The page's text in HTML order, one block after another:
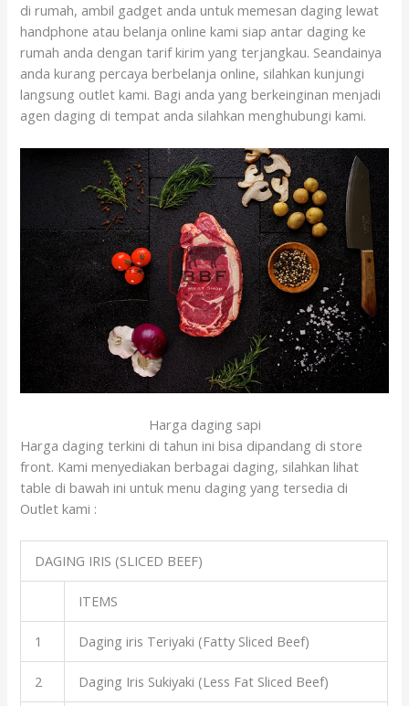
di rumah, ambil gadget anda untuk memesan daging lewat
handphone atau belanja online kami siap antar daging ke
rumah anda dengan tarif kirim yang terjangkau. Seandainya
anda kurang percaya berbelanja online, silahkan kunjungi
langsung outlet kami. Bagi anda yang berkeinginan menjadi
agen daging di tempat anda silahkan menghubungi kami.
Harga daging sapi
Harga daging terkini di tahun ini bisa dipandang di store
front. Kami menyediakan berbagai daging, silahkan lihat
table di bawah ini untuk menu daging yang tersedia di
Outlet kami :
DAGING IRIS (SLICED BEEF)
ITEMS
1 Daging iris Teriyaki (Fatty Sliced Beef)
2 Daging Iris Sukiyaki (Less Fat Sliced Beef)